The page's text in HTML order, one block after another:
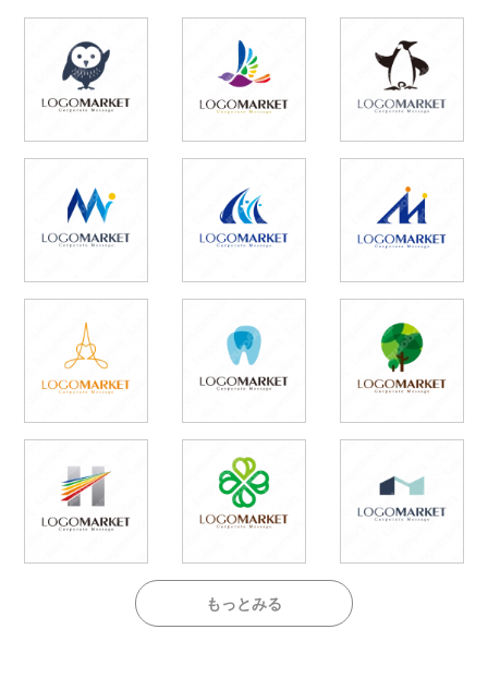
もっとみる